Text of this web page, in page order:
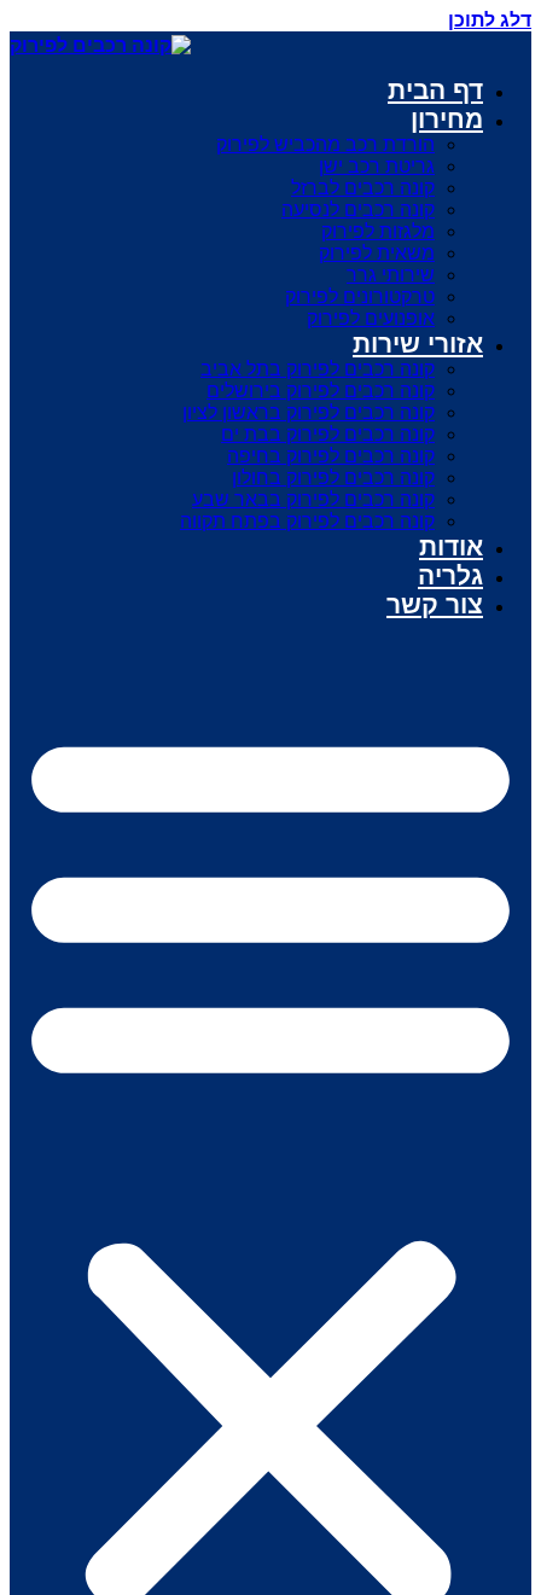
דלג לתוכן
דף הבית
מחירון
הורדת רכב מהכביש לפירוק
גריטת רכב ישן
קונה רכבים לברזל
קונה רכבים לנסיעה
מלגזות לפירוק
משאית לפירוק
שירותי גרר
טרקטורונים לפירוק
אופנועים לפירוק
אזורי שירות
קונה רכבים לפירוק בתל אביב
קונה רכבים לפירוק בירושלים
קונה רכבים לפירוק בראשון לציון
קונה רכבים לפירוק בבת ים
קונה רכבים לפירוק בחיפה
קונה רכבים לפירוק בחולון
קונה רכבים לפירוק בבאר שבע
קונה רכבים לפירוק בפתח תקווה
אודות
גלריה
צור קשר